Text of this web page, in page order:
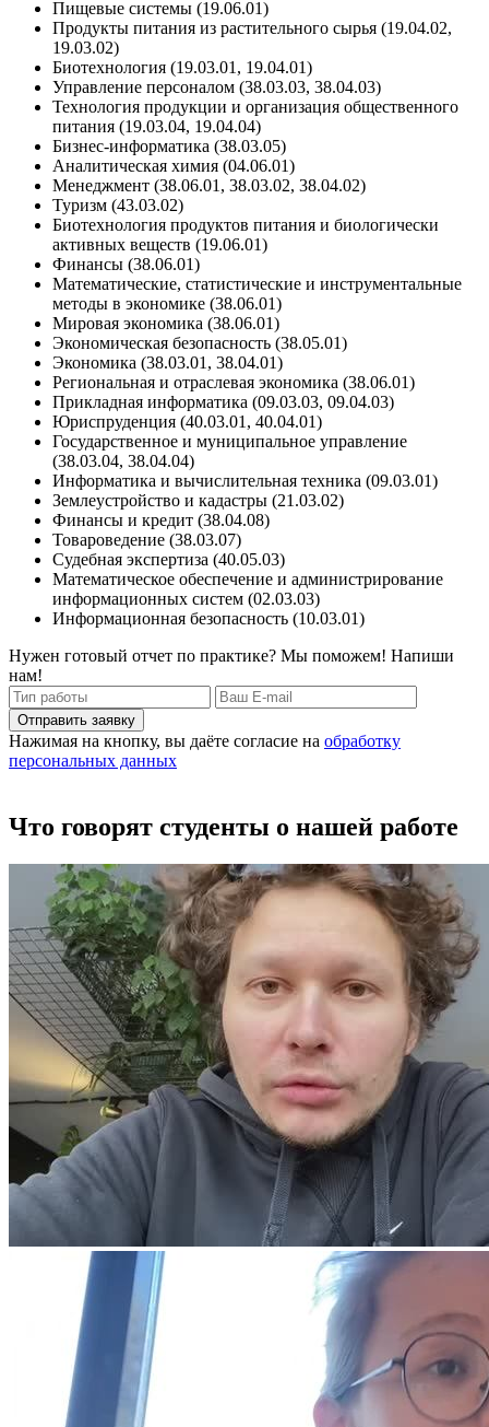
Пищевые системы (19.06.01)
Продукты питания из растительного сырья (19.04.02,
19.03.02)
Биотехнология (19.03.01, 19.04.01)
Управление персоналом (38.03.03, 38.04.03)
Технология продукции и организация общественного
питания (19.03.04, 19.04.04)
Бизнес-информатика (38.03.05)
Аналитическая химия (04.06.01)
Менеджмент (38.06.01, 38.03.02, 38.04.02)
Туризм (43.03.02)
Биотехнология продуктов питания и биологически
активных веществ (19.06.01)
Финансы (38.06.01)
Математические, статистические и инструментальные
методы в экономике (38.06.01)
Мировая экономика (38.06.01)
Экономическая безопасность (38.05.01)
Экономика (38.03.01, 38.04.01)
Региональная и отраслевая экономика (38.06.01)
Прикладная информатика (09.03.03, 09.04.03)
Юриспруденция (40.03.01, 40.04.01)
Государственное и муниципальное управление
(38.03.04, 38.04.04)
Информатика и вычислительная техника (09.03.01)
Землеустройство и кадастры (21.03.02)
Финансы и кредит (38.04.08)
Товароведение (38.03.07)
Судебная экспертиза (40.05.03)
Математическое обеспечение и администрирование
информационных систем (02.03.03)
Информационная безопасность (10.03.01)
Нужен готовый отчет по практике? Мы поможем! Напиши
нам!
Отправить заявку
Нажимая на кнопку, вы даёте согласие на обработку
персональных данных
Что говорят студенты о нашей работе